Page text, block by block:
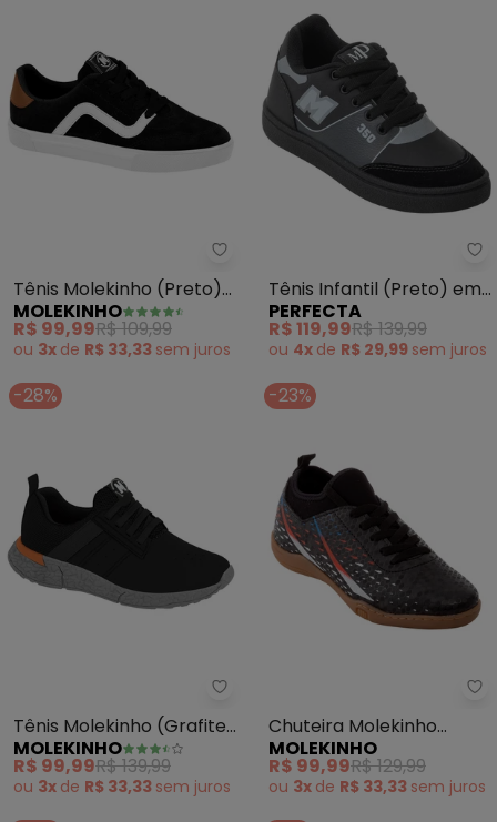
Molekinho - Tênis Molekinho
Tênis Molekinho (Preto)
em Camurça Sintética
MOLEKINHO
R$ 99,99R$ 109,99
ou 3x de R$ 33,33 sem juros
Tênis Infantil (Preto) em
Sintético
PERFECTA
R$ 119,99R$ 139,99
ou 4x de R$ 29,99 sem juros
-28%
Molekinho - Tênis Molekinho
Tênis Molekinho (Grafite)
em Sisntético
MOLEKINHO
R$ 99,99R$ 139,99
ou 3x de R$ 33,33 sem juros
-23%
Chuteira Molekinho
(Preto) em Sintético
MOLEKINHO
R$ 99,99R$ 129,99
ou 3x de R$ 33,33 sem juros